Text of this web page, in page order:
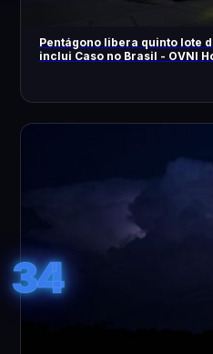
Pentágono libera quinto lote
inclui Caso no Brasil - OVNI
34